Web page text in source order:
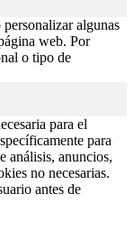
algunas
web. Por
o tipo de
para el
para
análisis, anuncios,
no necesarias.
antes de